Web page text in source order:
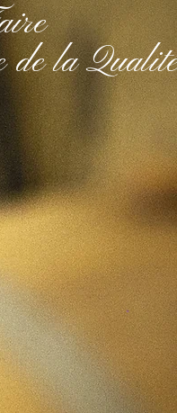
de la